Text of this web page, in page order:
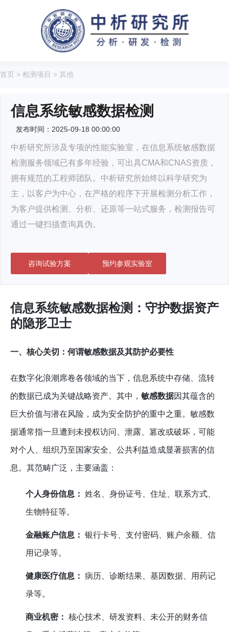
首页 > 检测项目 > 其他
信息系统敏感数据检测
发布时间：2025-09-18 00:00:00
中析研究所涉及专项的性能实验室，在信息系统敏感数据
检测服务领域已有多年经验，可出具CMA和CNAS资质，
拥有规范的工程师团队。中析研究所始终以科学研究为
主，以客户为中心，在严格的程序下开展检测分析工作，
为客户提供检测、分析、还原等一站式服务，检测报告可
通过一键扫描查询真伪。
咨询试验方案 预约参观实验室
信息系统敏感数据检测：守护数据资产
的隐形卫士
一、核心关切：何谓敏感数据及其防护必要性
在数字化浪潮席卷各领域的当下，信息系统中存储、流转
的数据已成为关键战略资产。其中， 敏感数据因其蕴含的
巨大价值与潜在风险，成为安全防护的重中之重。敏感数
据通常指一旦遭到未授权访问、泄露、篡改或破坏，可能
对个人、组织乃至国家安全、公共利益造成显著损害的信
息。其范畴广泛，主要涵盖：
个人身份信息： 姓名、身份证号、住址、联系方式、
生物特征等。
金融账户信息： 银行卡号、支付密码、账户余额、信
用记录等。
健康医疗信息： 病历、诊断结果、基因数据、用药记
录等。
商业机密： 核心技术、研发资料、未公开的财务信